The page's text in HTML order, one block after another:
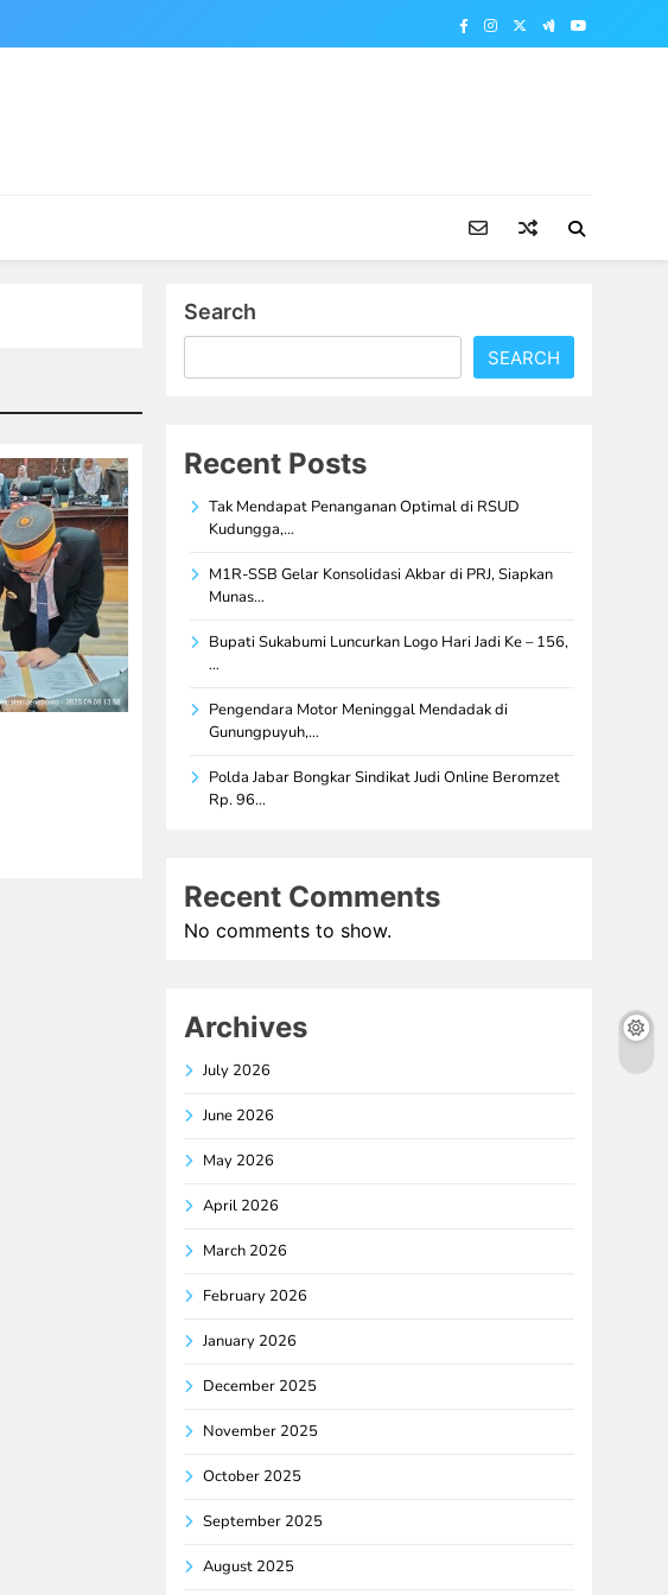
Search
SEARCH
Recent Posts
Tak Mendapat Penanganan Optimal di RSUD
Kudungga,…
M1R-SSB Gelar Konsolidasi Akbar di PRJ, Siapkan
Munas…
Bupati Sukabumi Luncurkan Logo Hari Jadi Ke – 156,
…
Pengendara Motor Meninggal Mendadak di
Gunungpuyuh,…
Polda Jabar Bongkar Sindikat Judi Online Beromzet
Rp. 96…
Recent Comments
No comments to show.
Archives
July 2026
June 2026
May 2026
April 2026
March 2026
February 2026
January 2026
December 2025
November 2025
October 2025
September 2025
August 2025